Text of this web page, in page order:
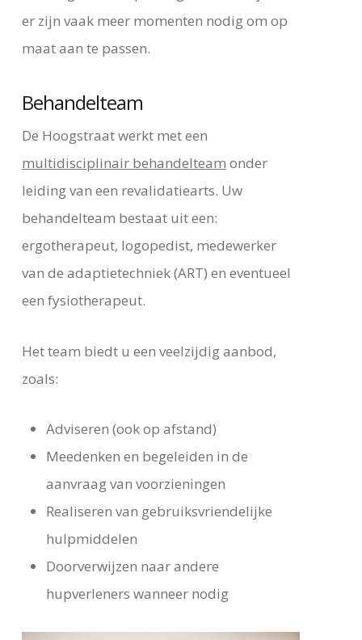
er zijn vaak meer momenten nodig om op
maat aan te passen.
Behandelteam
De Hoogstraat werkt met een
multidisciplinair behandelteam onder
leiding van een revalidatiearts. Uw
behandelteam bestaat uit een:
ergotherapeut, logopedist, medewerker
van de adaptietechniek (ART) en eventueel
een fysiotherapeut.
Het team biedt u een veelzijdig aanbod,
zoals:
Adviseren (ook op afstand)
Meedenken en begeleiden in de
aanvraag van voorzieningen
Realiseren van gebruiksvriendelijke
hulpmiddelen
Doorverwijzen naar andere
hupverleners wanneer nodig